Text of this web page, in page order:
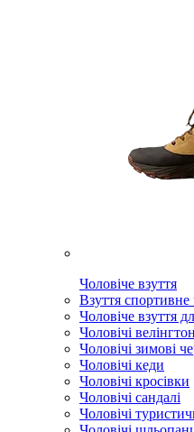
Чоловіче взуття
Взуття спортивне
Чоловіче взуття
Чоловічі
Чоловічі зимові
Чоловічі кеди
Чоловічі кросівки
Чоловічі сандалі
Чоловічі